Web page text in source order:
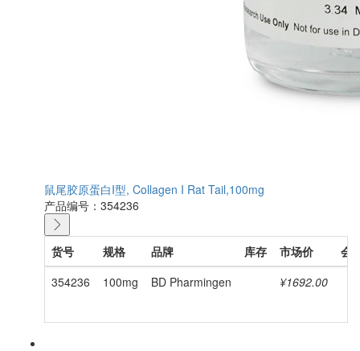
鼠尾胶原蛋白I型, Collagen I Rat Tail,100mg
产品编号：354236
货号 规格 品牌 库存 市场价
会
354236
100mg BD Pharmingen ¥1692.00